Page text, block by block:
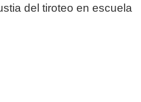
del tiroteo en escuela